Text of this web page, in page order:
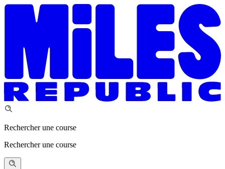
Rechercher une course
Rechercher une course